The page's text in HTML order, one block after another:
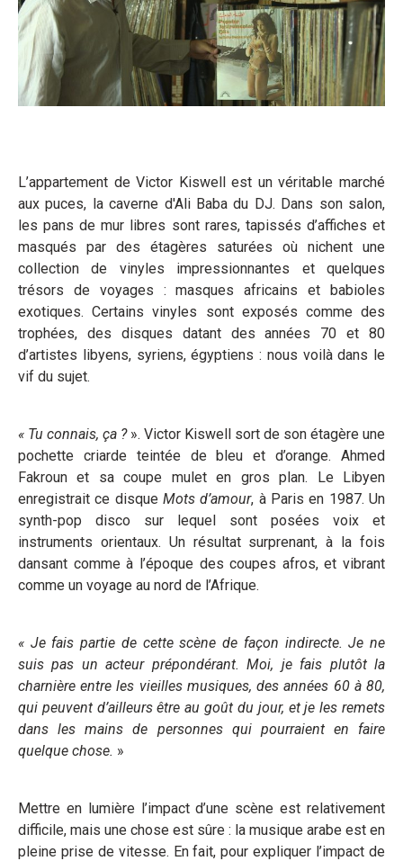
L’appartement de Victor Kiswell est un véritable marché
aux puces, la caverne d'Ali Baba du DJ. Dans son salon,
les pans de mur libres sont rares, tapissés d’affiches et
masqués par des étagères saturées où nichent une
collection de vinyles impressionnantes et quelques
trésors de voyages : masques africains et babioles
exotiques. Certains vinyles sont exposés comme des
trophées, des disques datant des années 70 et 80
d’artistes libyens, syriens, égyptiens : nous voilà dans le
vif du sujet.
« Tu connais, ça ? ». Victor Kiswell sort de son étagère une
pochette criarde teintée de bleu et d’orange. Ahmed
Fakroun et sa coupe mulet en gros plan. Le Libyen
enregistrait ce disque Mots d’amour, à Paris en 1987. Un
synth-pop disco sur lequel sont posées voix et
instruments orientaux. Un résultat surprenant, à la fois
dansant comme à l’époque des coupes afros, et vibrant
comme un voyage au nord de l’Afrique.
« Je fais partie de cette scène de façon indirecte. Je ne
suis pas un acteur prépondérant. Moi, je fais plutôt la
charnière entre les vieilles musiques, des années 60 à 80,
qui peuvent d’ailleurs être au goût du jour, et je les remets
dans les mains de personnes qui pourraient en faire
quelque chose. »
Mettre en lumière l’impact d’une scène est relativement
difficile, mais une chose est sûre : la musique arabe est en
pleine prise de vitesse. En fait, pour expliquer l’impact de